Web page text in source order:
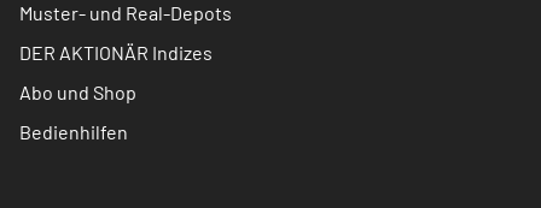
Muster- und Real-Depots
DER AKTIONÄR Indizes
Abo und Shop
Bedienhilfen